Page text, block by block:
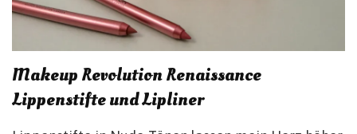
Makeup Revolution Renaissance
Lippenstifte und Lipliner